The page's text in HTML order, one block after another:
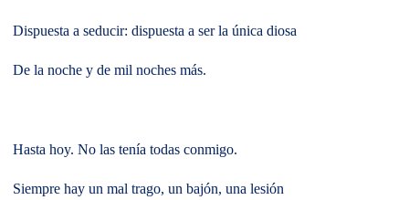
Dispuesta a seducir: dispuesta a ser la única diosa
De la noche y de mil noches más.
Hasta hoy. No las tenía todas conmigo.
Siempre hay un mal trago, un bajón, una lesión